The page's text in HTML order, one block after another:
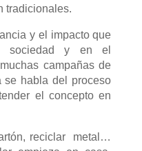
tradicionales.
y el impacto que
sociedad y en el
campañas de
se habla del proceso
el concepto en
reciclar metal…